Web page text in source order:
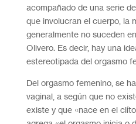
acompañado de una serie
que involucran el cuerpo, la
generalmente no suceden
Olivero. Es decir, hay una
estereotipada del orgasmo
Del orgasmo femenino, se
vaginal, a según que no
existe y que «nace en el